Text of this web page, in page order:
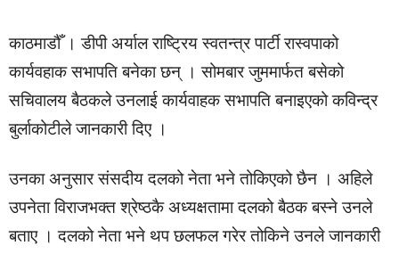
काठमाडौँ । डीपी अर्याल राष्ट्रिय स्वतन्त्र पार्टी रास्वपाको
कार्यवहाक सभापति बनेका छन् । सोमबार जुममार्फत बसेको
सचिवालय बैठकले उनलाई कार्यवाहक सभापति बनाइएको कविन्द्र
बुर्लाकोटीले जानकारी दिए ।
उनका अनुसार संसदीय दलको नेता भने तोकिएको छैन । अहिले
उपनेता विराजभक्त श्रेष्ठकै अध्यक्षतामा दलको बैठक बस्ने उनले
बताए । दलको नेता भने थप छलफल गरेर तोकिने उनले जानकारी